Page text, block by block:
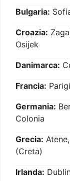
Bulgaria:
Croazia:
Osijek
Danimarca:
Francia:
Germania:
Colonia
Grecia:
(Creta)
Irlanda: